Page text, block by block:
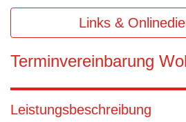
Links &
Terminvereinbarung
Leistungsbeschreibung